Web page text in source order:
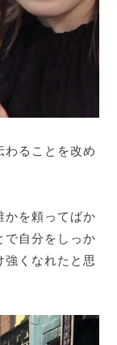
わることを改め
かを頼ってばか
で自分をしっか
強くなれたと思